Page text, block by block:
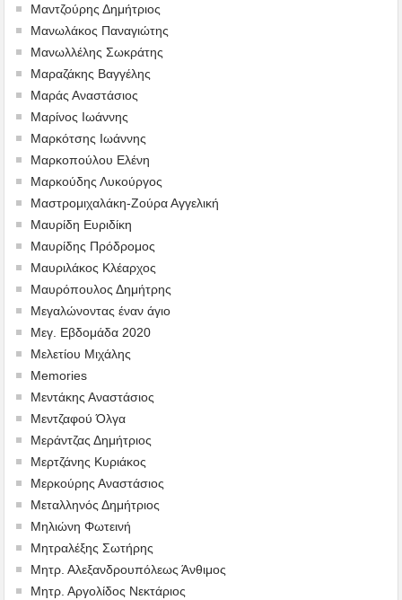
Μαντζούρης Δημήτριος
Μανωλάκος Παναγιώτης
Μανωλλέλης Σωκράτης
Μαραζάκης Βαγγέλης
Μαράς Αναστάσιος
Μαρίνος Ιωάννης
Μαρκότσης Ιωάννης
Μαρκοπούλου Ελένη
Μαρκούδης Λυκούργος
Μαστρομιχαλάκη-Ζούρα Αγγελική
Μαυρίδη Ευριδίκη
Μαυρίδης Πρόδρομος
Μαυριλάκος Κλέαρχος
Μαυρόπουλος Δημήτρης
Μεγαλώνοντας έναν άγιο
Μεγ. Εβδομάδα 2020
Μελετίου Μιχάλης
Memories
Μεντάκης Αναστάσιος
Μεντζαφού Όλγα
Μεράντζας Δημήτριος
Μερτζάνης Κυριάκος
Μερκούρης Αναστάσιος
Μεταλληνός Δημήτριος
Mηλιώνη Φωτεινή
Μητραλέξης Σωτήρης
Μητρ. Αλεξανδρουπόλεως Άνθιμος
Μητρ. Αργολίδος Νεκτάριος